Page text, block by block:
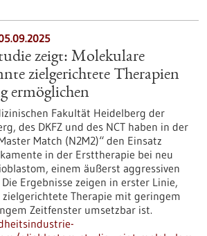
zeigt: Molekulare
zielgerichtete Therapien
ermöglichen
Fakultät Heidelberg der
des DKFZ und des NCT haben in der
Match (N2M2)“ den Einsatz
in der Ersttherapie bei neu
einem äußerst aggressiven
Ergebnisse zeigen in erster Linie,
zielgerichtete Therapie mit geringem
Zeitfenster umsetzbar ist.